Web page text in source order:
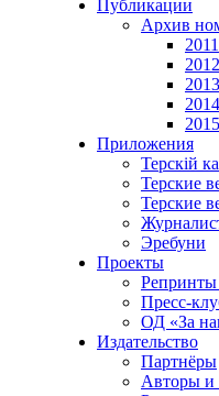
Публикации
Архив
2011
2012
2013
2014
2015
Приложения
Терскiй
Терские
Терские
Эребуни
Проекты
Репринты
Пресс-
ОД «За
Издательство
Партнёры
Авторы и